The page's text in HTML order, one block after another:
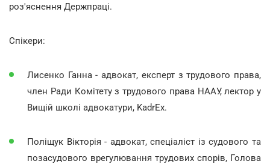
роз'яснення Держпраці.
Спікери:
Лисенко Ганна - адвокат, експерт з трудового права,
член Ради Комітету з трудового права НААУ, лектор у
Вищій школі адвокатури, KadrEx.
Поліщук Вікторія - адвокат, спеціаліст із судового та
позасудового врегулювання трудових спорів, Голова